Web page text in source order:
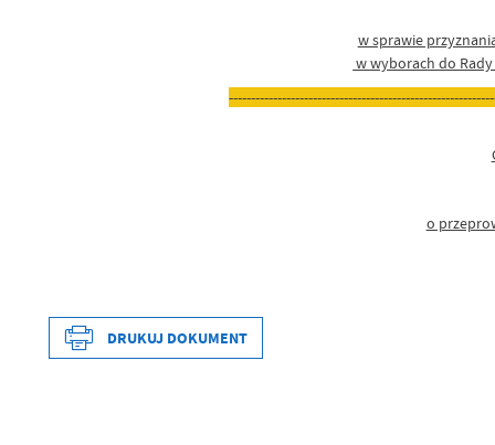
w sprawie
w wyborach do
o
DRUKUJ DOKUMENT